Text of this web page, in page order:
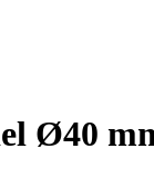
Ø40